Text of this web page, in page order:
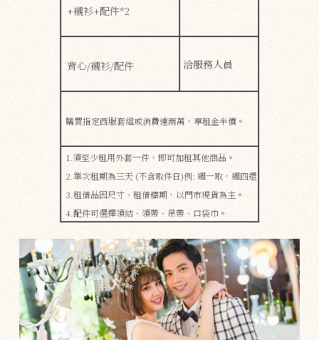
+襯衫+配件*2
背心/襯衫/配件 洽服務人員
購買指定西服套組或消費達兩萬，享租金半價。
1.須至少租用外套一件，即可加租其他商品。
2.單次租期為三天 (不含取件日)例: 週一取，週四還
3.租借品因尺寸、租借檔期，​​以門市現貨為主。
4.配件可選擇領結、領帶、吊帶、口袋巾。